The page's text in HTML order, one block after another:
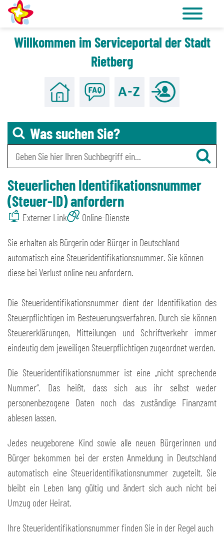
Zu den Tools für Barrierefreiheit
Zum Hauptinhalt
Willkommen im Serviceportal der Stadt
Rietberg
Was suchen Sie?
Steuerlichen Identifikationsnummer
(Steuer-ID) anfordern
Externer Link Online-Dienste
Sie erhalten als Bürgerin oder Bürger in Deutschland
automatisch eine Steueridentifikationsnummer. Sie können
diese bei Verlust online neu anfordern.
Die Steueridentifikationsnummer dient der Identifikation des
Steuerpflichtigen im Besteuerungsverfahren. Durch sie können
Steuererklärungen, Mitteilungen und Schriftverkehr immer
eindeutig dem jeweiligen Steuerpflichtigen zugeordnet werden.
Die Steueridentifikationsnummer ist eine „nicht sprechende
Nummer“. Das heißt, dass sich aus ihr selbst weder
personenbezogene Daten noch das zuständige Finanzamt
ablesen lassen.
Jedes neugeborene Kind sowie alle neuen Bürgerinnen und
Bürger bekommen bei der ersten Anmeldung in Deutschland
automatisch eine Steueridentifikationsnummer zugeteilt. Sie
bleibt ein Leben lang gültig und ändert sich auch nicht bei
Umzug oder Heirat.
Ihre Steueridentifikationsnummer finden Sie in der Regel auch